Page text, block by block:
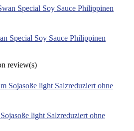
Special Soy Sauce Philippinen
review(s)
light Salzreduziert ohne